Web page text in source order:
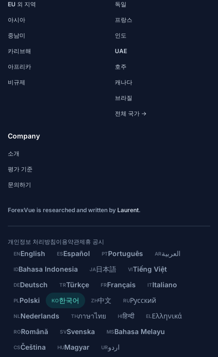
EU 외 지역
아시아
중남미
카리브해
아프리카
비규제
독일
프랑스
인도
UAE
호주
캐나다
브라질
전체 국가 →
Company
소개
평가 기준
문의하기
ForexVue is researched and written by Laurent.
개인정보 처리방침 이용약관제휴 공시
ENEnglish ESEspañol PTPortuguês ARالعربية
IDBahasa Indonesia JA日本語 VITiếng Việt
DEDeutsch TRTürkçe FRFrançais ITItaliano
PL Polski KO한국어 ZH中文 RUРусский
NL Nederlands THภาษาไทย HIहिन्दी EL Ελληνικά
RORomână SVSvenska MSBahasa Melayu
CSČeština HUMagyar URاردو